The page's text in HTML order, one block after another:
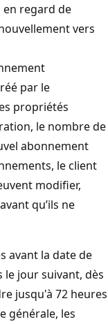
en regard de
vers
par le
propriétés
le nombre de
abonnement
le client
modifier,
qu’ils ne
avant la date de
le jour suivant, dès
jusqu'à 72 heures
générale, les